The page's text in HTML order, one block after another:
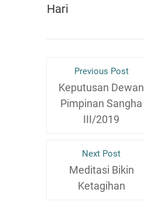
Hari
Previous Post
Keputusan Dewan
Pimpinan Sangha
III/2019
Next Post
Meditasi Bikin
Ketagihan